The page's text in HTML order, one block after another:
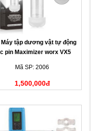
Máy tập dương vật tự động
pin Maximizer worx VX5
Mã SP: 2006
1,500,000đ